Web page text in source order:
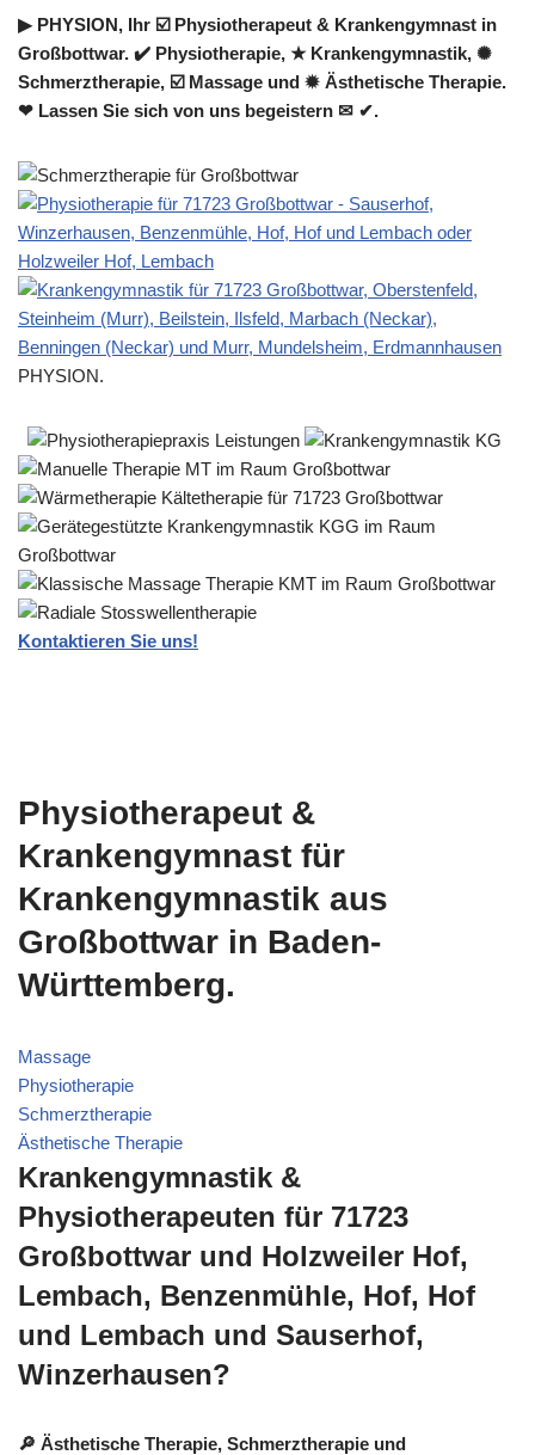
▶︎ PHYSION, Ihr ☑️ Physiotherapeut & Krankengymnast in
Großbottwar. ✔️ Physiotherapie, ★ Krankengymnastik, ✺
Schmerztherapie, ☑️ Massage und ✹ Ästhetische Therapie.
❤ Lassen Sie sich von uns begeistern ✉ ✔.
PHYSION.
Kontaktieren Sie uns!
Physiotherapeut &
Krankengymnast für
Krankengymnastik aus
Großbottwar in Baden-
Württemberg.
Massage
Physiotherapie
Schmerztherapie
Ästhetische Therapie
Krankengymnastik &
Physiotherapeuten für 71723
Großbottwar und Holzweiler Hof,
Lembach, Benzenmühle, Hof, Hof
und Lembach und Sauserhof,
Winzerhausen?
🔎 Ästhetische Therapie, Schmerztherapie und